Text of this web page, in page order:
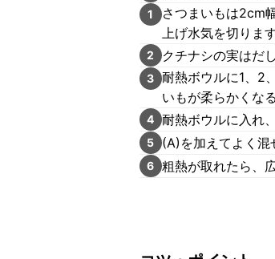
1
さつまいもは2cm
上げ水気を切ります
2 クチナシの実はだ
3 耐熱ボウルに1、2
いもが柔らかくな
4 耐熱ボウルに入れ
5 (A)を加えてよく混
6 粗熱が取れたら、